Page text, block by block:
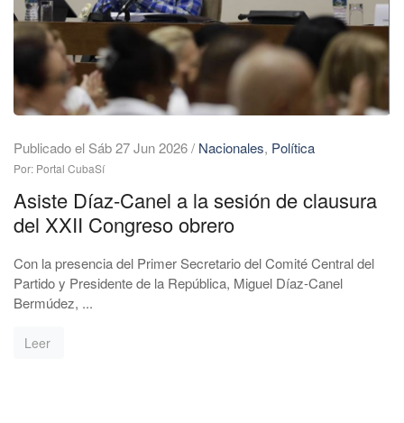
Publicado el Sáb 27 Jun 2026/ Nacionales, Política
Por: Portal CubaSí
Asiste Díaz-Canel a la sesión de clausura
del XXII Congreso obrero
Con la presencia del Primer Secretario del Comité Central del
Partido y Presidente de la República, Miguel Díaz-Canel
Bermúdez, ...
Leer